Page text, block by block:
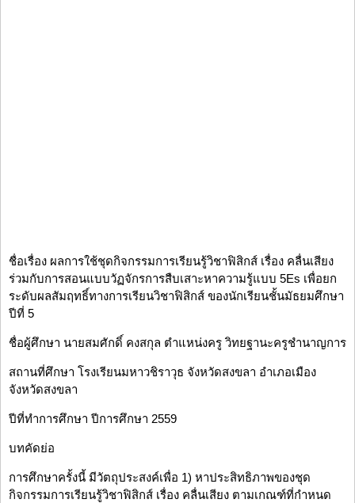
ชื่อเรื่อง ผลการใช้ชุดกิจกรรมการเรียนรู้วิชาฟิสิกส์ เรื่อง คลื่นเสียง
ร่วมกับการสอนแบบวัฏจักรการสืบเสาะหาความรู้แบบ 5Es เพื่อยก
ระดับผลสัมฤทธิ์ทางการเรียนวิชาฟิสิกส์ ของนักเรียนชั้นมัธยมศึกษา
ปีที่ 5
ชื่อผู้ศึกษา นายสมศักดิ์ คงสกุล ตำแหน่งครู วิทยฐานะครูชำนาญการ
สถานที่ศึกษา โรงเรียนมหาวชิราวุธ จังหวัดสงขลา อำเภอเมือง
จังหวัดสงขลา
ปีที่ทำการศึกษา ปีการศึกษา 2559
บทคัดย่อ
การศึกษาครั้งนี้ มีวัตถุประสงค์เพื่อ 1) หาประสิทธิภาพของชุด
กิจกรรมการเรียนรู้วิชาฟิสิกส์ เรื่อง คลื่นเสียง ตามเกณฑ์ที่กำหนด